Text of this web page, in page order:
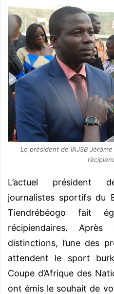
Le président de l’AJSB
L’actuel président
journalistes sportifs du
Tiendrébéogo fait
récipiendaires.
distinctions, l’une des
attendent le sport
Coupe d’Afrique des
ont émis le souhait de